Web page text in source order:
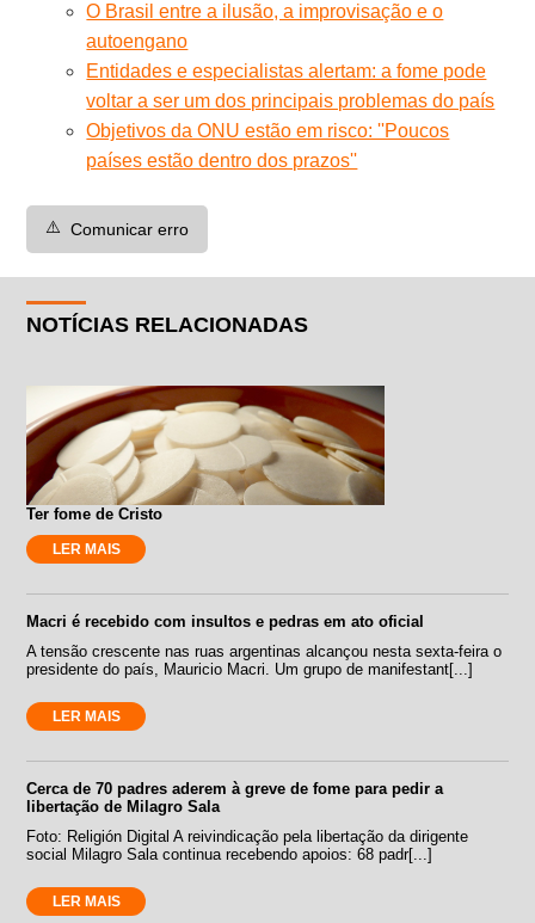
O Brasil entre a ilusão, a improvisação e o
autoengano
Entidades e especialistas alertam: a fome pode
voltar a ser um dos principais problemas do país
Objetivos da ONU estão em risco: ''Poucos
países estão dentro dos prazos''
⚠️ Comunicar erro
NOTÍCIAS RELACIONADAS
Ter fome de Cristo
LER MAIS
Macri é recebido com insultos e pedras em ato oficial
A tensão crescente nas ruas argentinas alcançou nesta sexta-feira o
presidente do país, Mauricio Macri. Um grupo de manifestant[...]
LER MAIS
Cerca de 70 padres aderem à greve de fome para pedir a
libertação de Milagro Sala
Foto: Religión Digital A reivindicação pela libertação da dirigente
social Milagro Sala continua recebendo apoios: 68 padr[...]
LER MAIS